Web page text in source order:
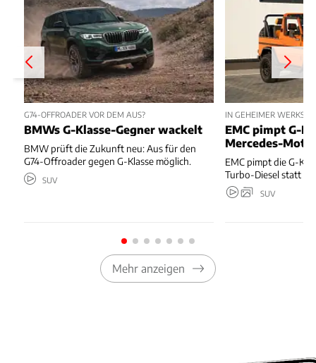
G74-OFFROADER VOR DEM AUS?
BMWs G-Klasse-Gegner wackelt
BMW prüft die Zukunft neu: Aus für den
G74-Offroader gegen G-Klasse möglich.
SUV
IN GEHEIMER
EMC pimpt G-
Mercedes-
EMC pimpt die G-
Turbo-Diesel statt
SUV
Mehr anzeigen